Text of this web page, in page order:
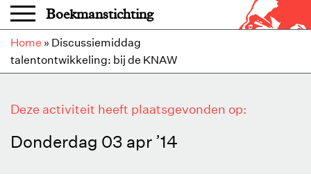
Overslaan en naar de inhoud gaan
Boekmanstichting
Home » Discussiemiddag
talentontwikkeling: bij de KNAW
Deze activiteit heeft plaatsgevonden op:
Donderdag 03 apr ’14